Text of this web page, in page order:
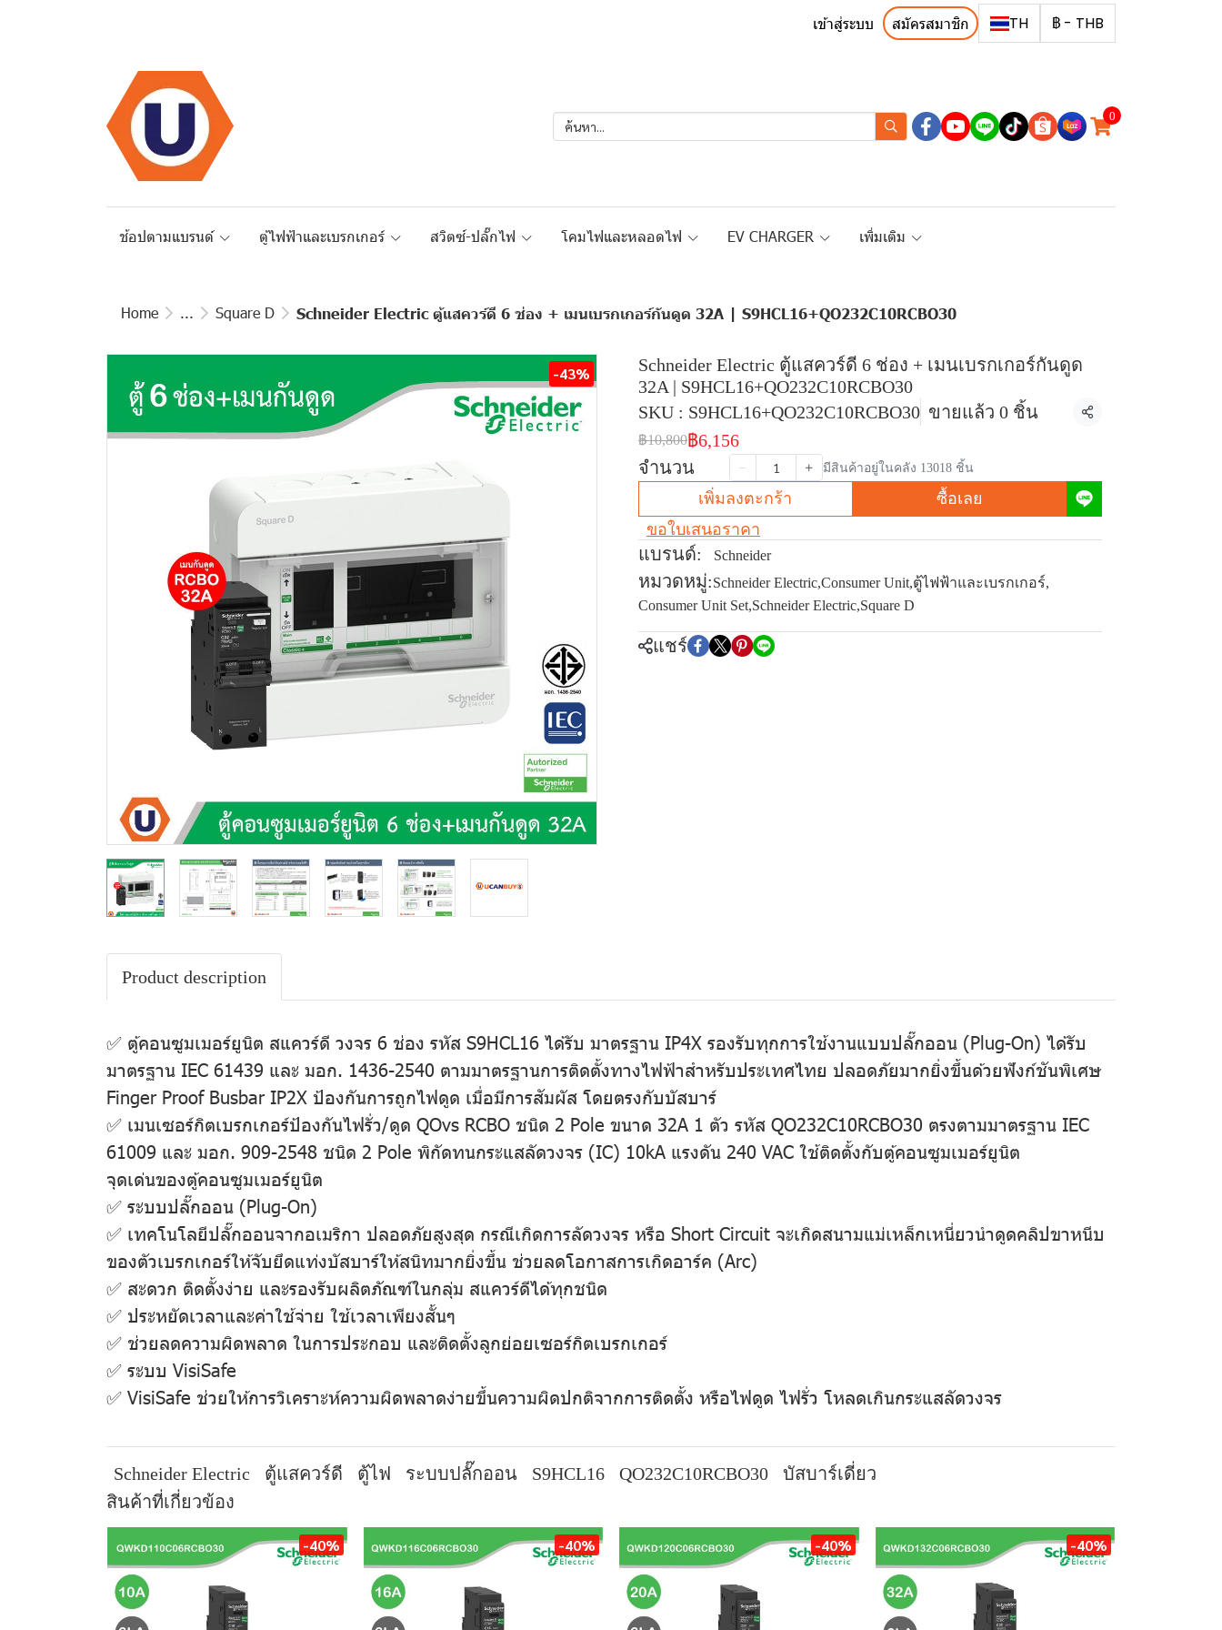
เข้าสู่ระบบ สมัครสมาชิก TH ฿ - THB
0
ช้อปตามแบรนด์ ตู้ไฟฟ้าและเบรกเกอร์ สวิตซ์-ปลั๊กไฟ โคมไฟและหลอดไฟ EV CHARGER เพิ่มเติม
Home ... Square D Schneider Electric ตู้แสควร์ดี 6 ช่อง + เมนเบรกเกอร์กันดูด 32A | S9HCL16+QO232C10RCBO30
-43%
Schneider Electric ตู้แสควร์ดี 6 ช่อง + เมนเบรกเกอร์กันดูด
32A | S9HCL16+QO232C10RCBO30
SKU : S9HCL16+QO232C10RCBO30 ขายแล้ว 0 ชิ้น แชร์
฿10,800฿6,156
จำนวน
มีสินค้าอยู่ในคลัง 13018 ชิ้น
เพิ่มลงตะกร้า
ซื้อเลย
ขอใบเสนอราคา
แบรนด์: Schneider
หมวดหมู่:Schneider Electric,Consumer Unit,ตู้ไฟฟ้าและเบรกเกอร์,
Consumer Unit Set,Schneider Electric,Square D
แชร์
Product description
✅ ตู้คอนซูมเมอร์ยูนิต สแควร์ดี วงจร 6 ช่อง รหัส S9HCL16 ได้รับ มาตรฐาน IP4X รองรับทุกการใช้งานแบบปลั๊กออน (Plug-On) ได้รับ
มาตรฐาน IEC 61439 และ มอก. 1436-2540 ตามมาตรฐานการติดตั้งทางไฟฟ้าสำหรับประเทศไทย ปลอดภัยมากยิ่งขึ้นด้วยฟังก์ชันพิเศษ
Finger Proof Busbar IP2X ป้องกันการถูกไฟดูด เมื่อมีการสัมผัส โดยตรงกับบัสบาร์
✅ เมนเซอร์กิตเบรกเกอร์ป้องกันไฟรั่ว/ดูด QOvs RCBO ชนิด 2 Pole ขนาด 32A 1 ตัว รหัส QO232C10RCBO30 ตรงตามมาตรฐาน IEC
61009 และ มอก. 909-2548 ชนิด 2 Pole พิกัดทนกระแสลัดวงจร (IC) 10kA แรงดัน 240 VAC ใช้ติดตั้งกับตู้คอนซูมเมอร์ยูนิต
จุดเด่นของตู้คอนซูมเมอร์ยูนิต
✅ ระบบปลั๊กออน (Plug-On)
✅ เทคโนโลยีปลั๊กออนจากอเมริกา ปลอดภัยสูงสุด กรณีเกิดการลัดวงจร หรือ Short Circuit จะเกิดสนามแม่เหล็กเหนี่ยวนำดูดคลิปขาหนีบ
ของตัวเบรกเกอร์ให้จับยึดแท่งบัสบาร์ให้สนิทมากยิ่งขึ้น ช่วยลดโอกาสการเกิดอาร์ค (Arc)
✅ สะดวก ติดตั้งง่าย และรองรับผลิตภัณฑ์ในกลุ่ม สแควร์ดีได้ทุกชนิด
✅ ประหยัดเวลาและค่าใช้จ่าย ใช้เวลาเพียงสั้นๆ
✅ ช่วยลดความผิดพลาด ในการประกอบ และติดตั้งลูกย่อยเซอร์กิตเบรกเกอร์
✅ ระบบ VisiSafe
✅ VisiSafe ช่วยให้การวิเคราะห์ความผิดพลาดง่ายขึ้นความผิดปกติจากการติดตั้ง หรือไฟดูด ไฟรั่ว โหลดเกินกระแสลัดวงจร
Schneider Electric ตู้แสควร์ดี ตู้ไฟ ระบบปลั๊กออน S9HCL16 QO232C10RCBO30
บัสบาร์เดี่ยว
สินค้าที่เกี่ยวข้อง
-40% -40% -40% -40%